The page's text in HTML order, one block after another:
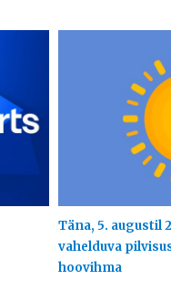
Täna, 5. augustil
vahelduva
hoovihma